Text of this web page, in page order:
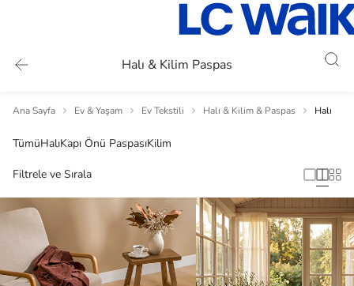
Halı & Kilim Paspas
Ana Sayfa Ev & Yaşam Ev Tekstili Halı & Kilim & Paspas Halı
TümüHalıKapı Önü PaspasıKilim
Filtrele ve Sırala